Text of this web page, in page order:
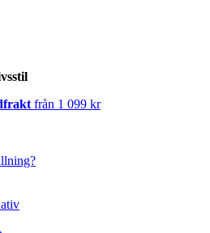
från 1 099 kr